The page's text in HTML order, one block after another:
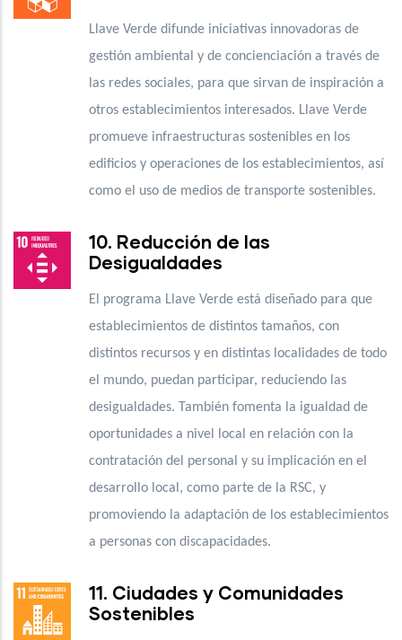
Llave Verde difunde iniciativas innovadoras de
gestión ambiental y de concienciación a través de
las redes sociales, para que sirvan de inspiración a
otros establecimientos interesados. Llave Verde
promueve infraestructuras sostenibles en los
edificios y operaciones de los establecimientos, así
como el uso de medios de transporte sostenibles.
10. Reducción de las
Desigualdades
El programa Llave Verde está diseñado para que
establecimientos de distintos tamaños, con
distintos recursos y en distintas localidades de todo
el mundo, puedan participar, reduciendo las
desigualdades. También fomenta la igualdad de
oportunidades a nivel local en relación con la
contratación del personal y su implicación en el
desarrollo local, como parte de la RSC, y
promoviendo la adaptación de los establecimientos
a personas con discapacidades.
11. Ciudades y Comunidades
Sostenibles